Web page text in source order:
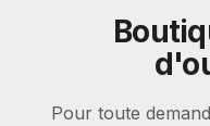
Pour toute